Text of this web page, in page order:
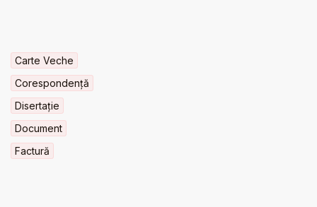
Carte Veche
Corespondență
Disertație
Document
Factură